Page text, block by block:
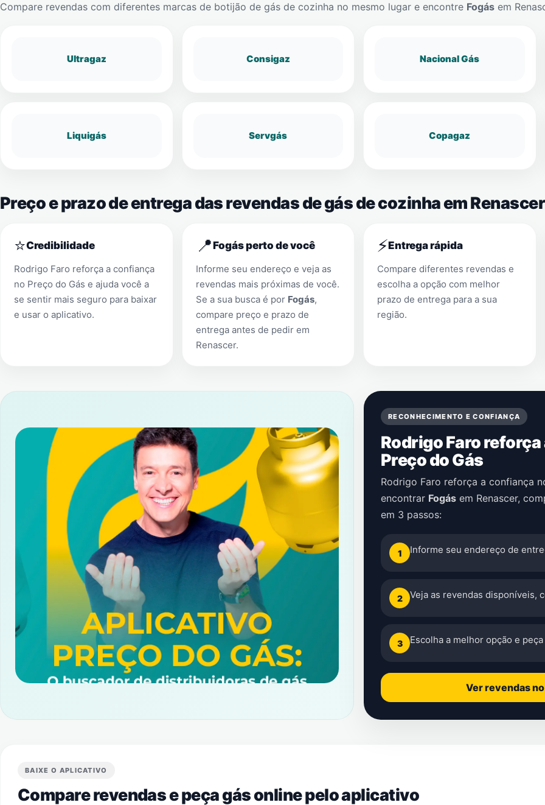
Compare revendas com diferentes marcas de botijão de gás de cozinha no mesmo lugar e encontre Fogás em
Ultragaz Consigaz Nacional Gás
Liquigás Servgás Copagaz
Preço e prazo de entrega das revendas de gás de cozinha em Renascer
⭐Credibilidade
Rodrigo Faro reforça a confiança
no Preço do Gás e ajuda você a
se sentir mais seguro para baixar
e usar o aplicativo.
📍Fogás perto de você
Informe seu endereço e veja as
revendas mais próximas de você.
Se a sua busca é por Fogás,
compare preço e prazo de
entrega antes de pedir em
Renascer.
⚡Entrega rápida
Compare diferentes revendas e
escolha a opção com melhor
prazo de entrega para a sua
região.
RECONHECIMENTO E CONFIANÇA
Rodrigo Faro
Preço do Gás
Rodrigo Faro reforça a confiança
encontrar Fogás em Renascer,
em 3 passos:
1 Informe seu endereço de
2 Veja as revendas disponíveis,
3 Escolha a melhor opção e
Ver revendas
BAIXE O APLICATIVO
Compare revendas e peça gás online pelo aplicativo